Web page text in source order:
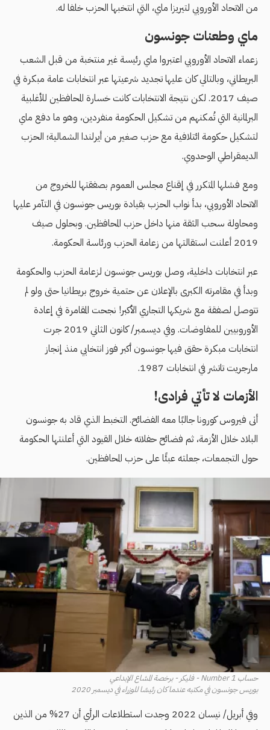
من الاتحاد الأوروبي لتيريزا ماي، التي انتخبها الحزب خلفا له.
ماي وطعنات جونسون
زعماء الاتحاد الأوروبي اعتبروا ماي رئيسة غير منتخبة من قبل الشعب
البريطاني، وبالتالي كان عليها تجديد شرعيتها عبر انتخابات عامة مبكرة في
صيف 2017. لكن نتيجة الانتخابات كانت خسارة المحافظين للأغلبية
البرلمانية التي تُمكنهم من تشكيل الحكومة منفردين، وهو ما دفع ماي
لتشكيل حكومة ائتلافية مع حزب صغير من أيرلندا الشمالية؛ الحزب
الديمقراطي الوحدوي.
ومع فشلها المتكرر في إقناع مجلس العموم بصفقتها للخروج من
الاتحاد الأوروبي، بدأ نواب الحزب بقيادة بوريس جونسون في التآمر عليها
ومحاولة سحب الثقة منها داخل حزب المحافظين. وبحلول صيف
2019 أعلنت استقالتها من زعامة الحزب ورئاسة الحكومة.
عبر انتخابات داخلية، وصل بوريس جونسون لزعامة الحزب والحكومة
وبدأ في مقامرته الكبرى بالإعلان عن حتمية خروج بريطانيا حتى ولو لم
تتوصل لصفقة مع شريكها التجاري الأكبر! نجحت المقامرة في إعادة
الأوروبيين للمفاوضات. وفي ديسمبر/ كانون الثاني 2019 جرت
انتخابات مبكرة حقق فيها جونسون أكبر فوز انتخابي منذ إنجاز
مارجريت تاتشر في انتخابات 1987.
الأزمات لا تأتي فرادى!
أتى فيروس كورونا جالبًا معه الفضائح. التخبط الذي قاد به جونسون
البلاد خلال الأزمة، ثم فضائح حفلاته خلال القيود التي أعلنتها الحكومة
حول التجمعات، جعلته عبئًا على حزب المحافظين.
حساب Number 1 - فليكر - برخصة المشاع الإبداعي
بوريس جونسون في مكتبه عندما كان رئيسًا للوزراء في ديسمبر 2020
وفي أبريل/ نيسان 2022 وجدت استطلاعات الرأي أن 27% من الذين